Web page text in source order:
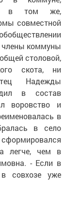
в том же,
совместной
члены коммуны
столовой,
скота, ни
Надежды
в состав
воровство и
в
в село
легче, чем в
- Если в
совхозе уже